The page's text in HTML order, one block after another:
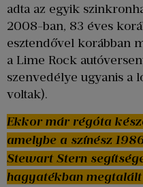
adta az egyik
2008-ban, 83 éves
esztendővel korábban
a Lime Rock
szenvedélye ugyanis a
voltak).
Ekkor már régóta
amelybe a színész
Stewart Stern
hagyatékban